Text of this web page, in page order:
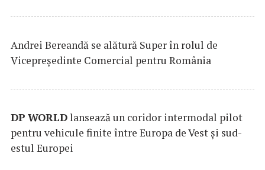
Andrei Bereandă se alătură Super în rolul de
Vicepreședinte Comercial pentru România
DP WORLDlansează un coridor intermodal pilot
pentru vehicule finite între Europa de Vest și sud-
estul Europei